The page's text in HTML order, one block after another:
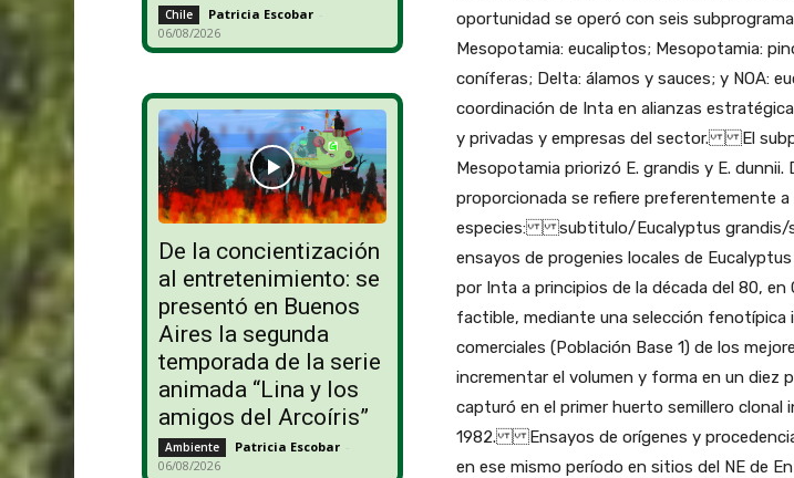
Chile Patricia Escobar -
06/08/2026
De la concientización
al entretenimiento: se
presentó en Buenos
Aires la segunda
temporada de la serie
animada “Lina y los
amigos del Arcoíris”
Ambiente Patricia Escobar -
06/08/2026
oportunidad se operó con seis
Mesopotamia: eucaliptos; Mesopotamia:
coníferas; Delta: álamos y sauces; y NOA:
coordinación de Inta en alianzas
y privadas y empresas del sector. El
Mesopotamia priorizó E. grandis y E.
proporcionada se refiere preferentemente a
especies: subtitulo/Eucalyptus
ensayos de progenies locales de
por Inta a principios de la década del 80, en
factible, mediante una selección fenotípica
comerciales (Población Base 1) de los
incrementar el volumen y forma en un diez
capturó en el primer huerto semillero clonal
1982. Ensayos de orígenes y
en ese mismo período en sitios del NE de